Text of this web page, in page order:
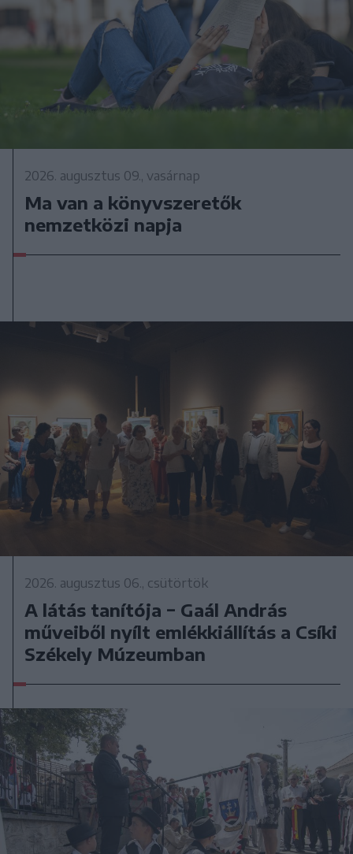
2026. augusztus 09., vasárnap
Ma van a könyvszeretők
nemzetközi napja
2026. augusztus 06., csütörtök
A látás tanítója − Gaál András
műveiből nyílt emlékkiállítás a Csíki
Székely Múzeumban